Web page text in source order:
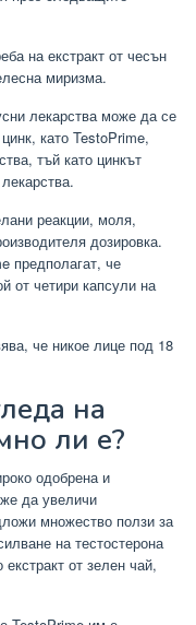
на екстракт от чесън
миризма.
лекарства може да се
като TestoPrime,
тъй като цинкът
реакции, моля,
дозировка.
предполагат, че
от четири капсули на
че никое лице под 18
на
ли е?
одобрена и
да увеличи
множество ползи за
на тестостерона
от зелен чай,